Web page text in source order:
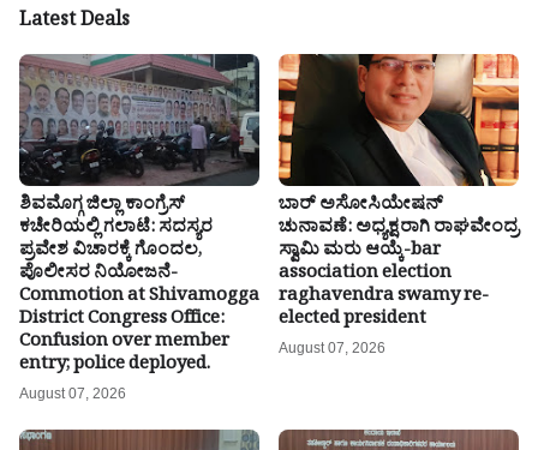
Latest Deals
ಶಿವಮೊಗ್ಗ ಜಿಲ್ಲಾ ಕಾಂಗ್ರೆಸ್
ಕಚೇರಿಯಲ್ಲಿ ಗಲಾಟೆ: ಸದಸ್ಯರ
ಪ್ರವೇಶ ವಿಚಾರಕ್ಕೆ ಗೊಂದಲ,
ಪೊಲೀಸರ ನಿಯೋಜನೆ-
Commotion at Shivamogga
District Congress Office:
Confusion over member
entry; police deployed.
August 07, 2026
ಬಾರ್ ಅಸೋಸಿಯೇಷನ್
ಚುನಾವಣೆ: ಅಧ್ಯಕ್ಷರಾಗಿ ರಾಘವೇಂದ್ರ
ಸ್ವಾಮಿ ಮರು ಆಯ್ಕೆ-bar
association election
raghavendra swamy re-
elected president
August 07, 2026